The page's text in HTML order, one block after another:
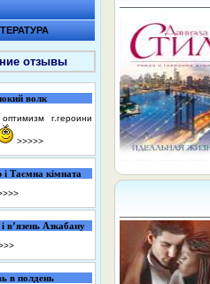
отзывы
волк
г.героини
>>>>>
і Таємна кімната
в’язень Азкабану
в полдень